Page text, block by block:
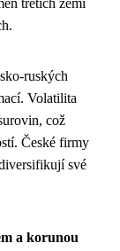
třetích zemí
ruských
Volatilita
což
České firmy
své
a korunou